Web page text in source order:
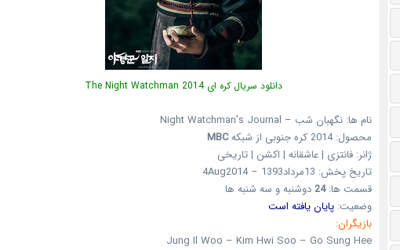
دانلود سریال کره ای The Night Watchman 2014
نام ها: نگهبان شب – Night Watchman’s Journal
محصول: 2014 کره جنوبی از شبکه
MBC
ژانر: فانتزی | عاشقانه | اکشن | تاریخی
تاریخ پخش: 13مرداد1393 – 4Aug2014
قسمت ها:24دوشنبه و سه شنبه ها
وضعیت: پایان یافته است
بازیگران:
Jung Il Woo – Kim Hwi Soo – Go Sung Hee